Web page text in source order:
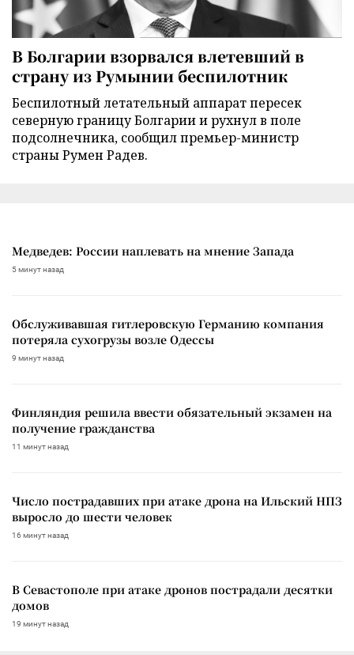
В Болгарии взорвался влетевший в
страну из Румынии беспилотник
Беспилотный летательный аппарат пересек
северную границу Болгарии и рухнул в поле
подсолнечника, сообщил премьер-министр
страны Румен Радев.
Медведев: России наплевать на мнение Запада
5 минут назад
Обслуживавшая гитлеровскую Германию компания
потеряла сухогрузы возле Одессы
9 минут назад
Финляндия решила ввести обязательный экзамен на
получение гражданства
11 минут назад
Число пострадавших при атаке дрона на Ильский НПЗ
выросло до шести человек
16 минут назад
В Севастополе при атаке дронов пострадали десятки
домов
19 минут назад